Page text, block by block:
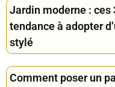
Jardin moderne :
tendance à adopter
stylé
Comment poser un